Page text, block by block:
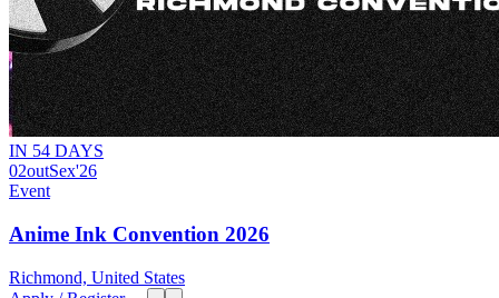
IN 54 DAYS
02outSex'26
Event
Anime Ink Convention 2026
Richmond, United States